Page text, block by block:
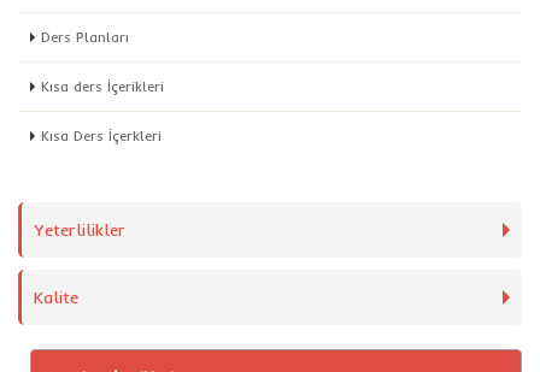
Ders Planları
Kısa ders İçerikleri
Kısa Ders İçerkleri
Yeterlilikler
Kalite